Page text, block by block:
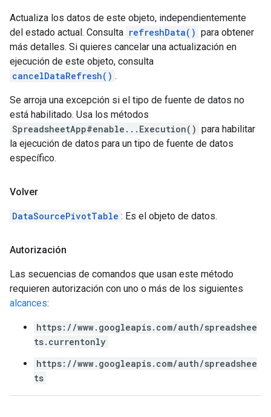
Actualiza los datos de este objeto, independientemente
del estado actual. Consulta refreshData() para obtener
más detalles. Si quieres cancelar una actualización en
ejecución de este objeto, consulta
cancelDataRefresh() .
Se arroja una excepción si el tipo de fuente de datos no
está habilitado. Usa los métodos
SpreadsheetApp#enable...Execution() para habilitar
la ejecución de datos para un tipo de fuente de datos
específico.
Volver
DataSourcePivotTable : Es el objeto de datos.
Autorización
Las secuencias de comandos que usan este método
requieren autorización con uno o más de los siguientes
alcances:
https://www.googleapis.com/auth/spreadshee
ts.currentonly
https://www.googleapis.com/auth/spreadshee
ts